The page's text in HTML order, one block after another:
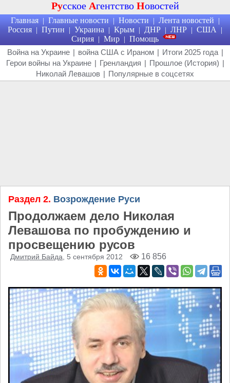
Русское Агентство Новостей
Главная | Главные новости | Новости | Лента новостей |
Россия | Путин | Украина | Крым | ДНР | ЛНР | США |
Сирия | Мир | Помощь
Война на Украине | война США с Ираном | Итоги 2025 года |
Герои войны на Украине | Гренландия | Прошлое (История) |
Николай Левашов | Популярные в соцсетях
Раздел 2. Возрождение Руси
Продолжаем дело Николая
Левашова по пробуждению и
просвещению русов
Дмитрий Байда , 5 сентября 2012 16 856